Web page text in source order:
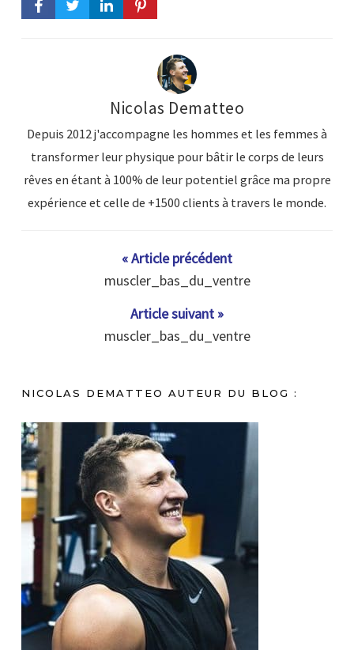
Nicolas Dematteo
Depuis 2012 j'accompagne les hommes et les femmes à
transformer leur physique pour bâtir le corps de leurs
rêves en étant à 100% de leur potentiel grâce ma propre
expérience et celle de +1500 clients à travers le monde.
« Article précédent
muscler_bas_du_ventre
Article suivant »
muscler_bas_du_ventre
NICOLAS DEMATTEO AUTEUR DU BLOG :